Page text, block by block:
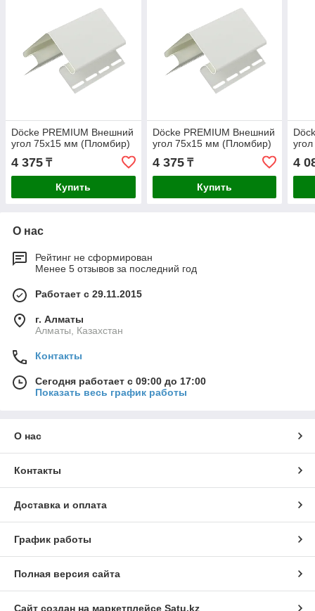
Döcke PREMIUM Внешний
угол 75х15 мм (Пломбир)
4 375 ₸
Купить
Döcke PREMIUM Внешний
угол 75х15 мм (Пломбир)
4 375₸
Купить
4
О нас
Рейтинг не сформирован
Менее 5 отзывов за последний год
Работает с 29.11.2015
г. Алматы
Алматы, Казахстан
Контакты
Сегодня работает с 09:00 до 17:00
Показать весь график работы
О нас
Контакты
Доставка и оплата
График работы
Полная версия сайта
Сайт создан на маркетплейсе Satu.kz